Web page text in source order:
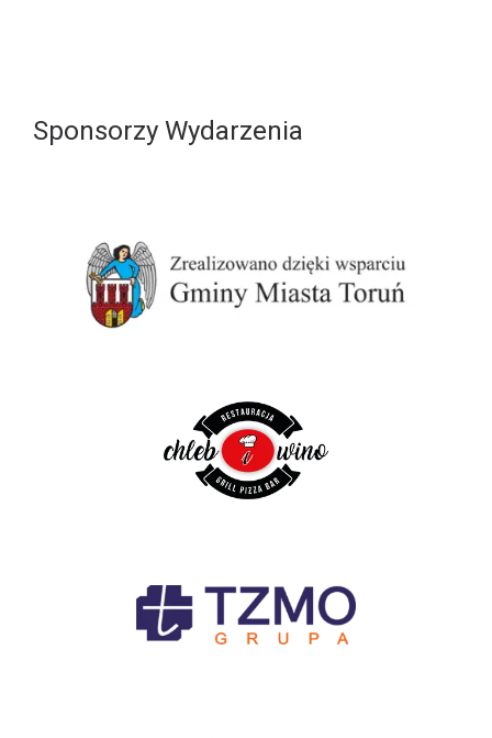
Sponsorzy Wydarzenia